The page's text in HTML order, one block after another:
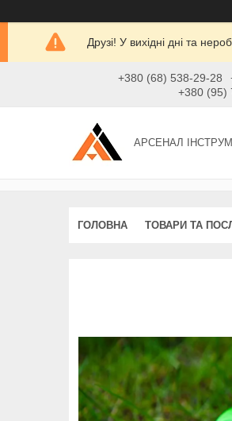
Друзі! У вихідні дні та
+380 (68) 538-29-28
+380 (95)
АРСЕНАЛ
ГОЛОВНА ТОВАРИ ТА